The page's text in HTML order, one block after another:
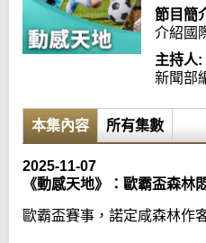
節目簡
介紹國
主持人:
新聞部
本集內容 所有集數
2025-11-07
《動感天地》：歐霸盃森
歐霸盃賽事，諾定咸森林作